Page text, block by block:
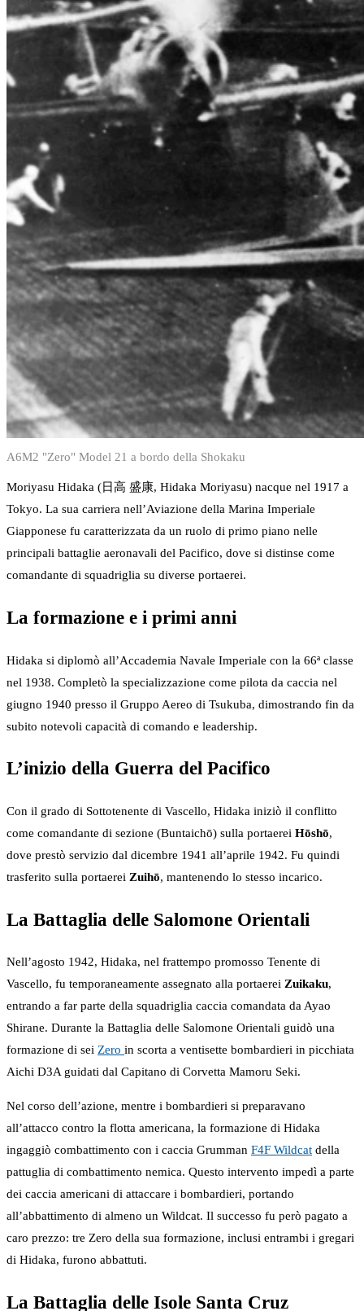
A6M2 "Zero" Model 21 a bordo della Shokaku
Moriyasu Hidaka (日高 盛康, Hidaka Moriyasu) nacque nel 1917 a
Tokyo. La sua carriera nell’Aviazione della Marina Imperiale
Giapponese fu caratterizzata da un ruolo di primo piano nelle
principali battaglie aeronavali del Pacifico, dove si distinse come
comandante di squadriglia su diverse portaerei.
La formazione e i primi anni
Hidaka si diplomò all’Accademia Navale Imperiale con la 66ª classe
nel 1938. Completò la specializzazione come pilota da caccia nel
giugno 1940 presso il Gruppo Aereo di Tsukuba, dimostrando fin da
subito notevoli capacità di comando e leadership.
L’inizio della Guerra del Pacifico
Con il grado di Sottotenente di Vascello, Hidaka iniziò il conflitto
come comandante di sezione (Buntaichō) sulla portaerei Hōshō,
dove prestò servizio dal dicembre 1941 all’aprile 1942. Fu quindi
trasferito sulla portaerei Zuihō, mantenendo lo stesso incarico.
La Battaglia delle Salomone Orientali
Nell’agosto 1942, Hidaka, nel frattempo promosso Tenente di
Vascello, fu temporaneamente assegnato alla portaerei Zuikaku,
entrando a far parte della squadriglia caccia comandata da Ayao
Shirane. Durante la Battaglia delle Salomone Orientali guidò una
formazione di sei Zero in scorta a ventisette bombardieri in picchiata
Aichi D3A guidati dal Capitano di Corvetta Mamoru Seki.
Nel corso dell’azione, mentre i bombardieri si preparavano
all’attacco contro la flotta americana, la formazione di Hidaka
ingaggiò combattimento con i caccia Grumman F4F Wildcat della
pattuglia di combattimento nemica. Questo intervento impedì a parte
dei caccia americani di attaccare i bombardieri, portando
all’abbattimento di almeno un Wildcat. Il successo fu però pagato a
caro prezzo: tre Zero della sua formazione, inclusi entrambi i gregari
di Hidaka, furono abbattuti.
La Battaglia delle Isole Santa Cruz